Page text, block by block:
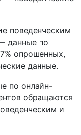
поведенческим
данные по
опрошенных,
данные.
по онлайн-
обращаются
и